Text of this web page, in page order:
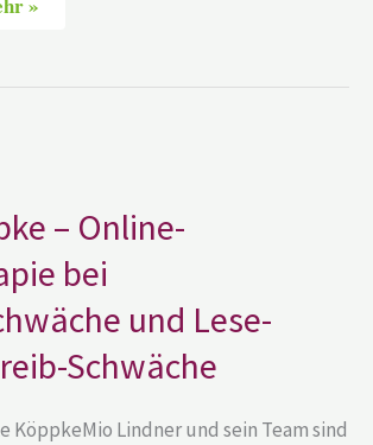
– Online-
bei
und Lese-
Schwäche
KöppkeMio Lindner und sein Team sind